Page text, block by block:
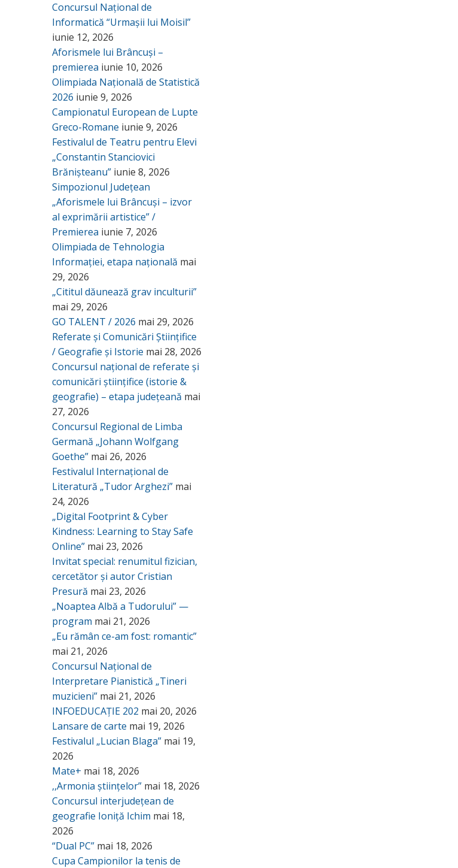
Concursul Național de
Informatică “Urmașii lui Moisil”
iunie 12, 2026
Aforismele lui Brâncuși –
premierea iunie 10, 2026
Olimpiada Națională de Statistică
2026 iunie 9, 2026
Campionatul European de Lupte
Greco-Romane iunie 9, 2026
Festivalul de Teatru pentru Elevi
„Constantin Stanciovici
Brănișteanu” iunie 8, 2026
Simpozionul Județean
„Aforismele lui Brâncuși – izvor
al exprimării artistice” /
Premierea iunie 7, 2026
Olimpiada de Tehnologia
Informației, etapa națională mai
29, 2026
„Cititul dăunează grav inculturii”
mai 29, 2026
GO TALENT / 2026 mai 29, 2026
Referate și Comunicări Științifice
/ Geografie și Istorie mai 28, 2026
Concursul național de referate și
comunicări științifice (istorie &
geografie) – etapa județeană mai
27, 2026
Concursul Regional de Limba
Germană „Johann Wolfgang
Goethe” mai 26, 2026
Festivalul Internațional de
Literatură „Tudor Arghezi” mai
24, 2026
„Digital Footprint & Cyber
Kindness: Learning to Stay Safe
Online” mai 23, 2026
Invitat special: renumitul fizician,
cercetător și autor Cristian
Presură mai 23, 2026
„Noaptea Albă a Tudorului” —
program mai 21, 2026
„Eu rămân ce-am fost: romantic”
mai 21, 2026
Concursul Național de
Interpretare Pianistică „Tineri
muzicieni” mai 21, 2026
INFOEDUCAȚIE 202 mai 20, 2026
Lansare de carte mai 19, 2026
Festivalul „Lucian Blaga” mai 19,
2026
Mate+ mai 18, 2026
,,Armonia științelor” mai 18, 2026
Concursul interjudețean de
geografie Ioniță Ichim mai 18,
2026
“Dual PC” mai 18, 2026
Cupa Campionilor la tenis de